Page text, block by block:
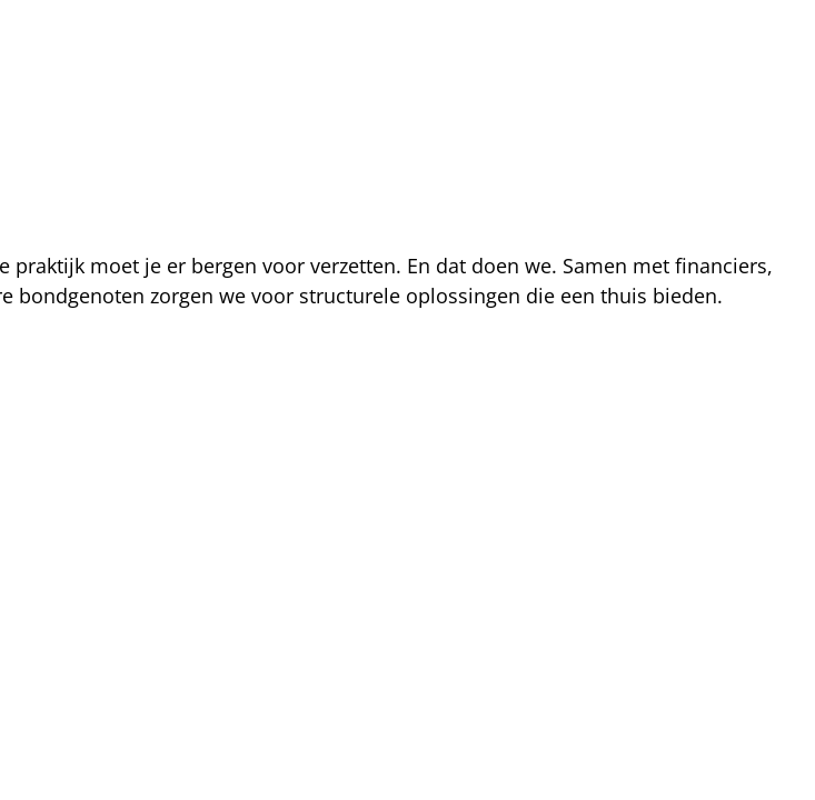
moet je er bergen voor verzetten. En dat doen we. Samen met financiers,
zorgen we voor structurele oplossingen die een thuis bieden.